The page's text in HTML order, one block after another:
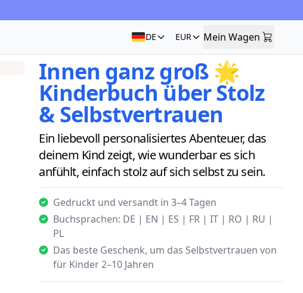
DE EUR Mein Wagen
Mein Wagen
Innen ganz groß 🌟
Kinderbuch über Stolz
& Selbstvertrauen
Ein liebevoll personalisiertes Abenteuer, das
deinem Kind zeigt, wie wunderbar es sich
anfühlt, einfach stolz auf sich selbst zu sein.
Gedruckt und versandt in 3–4 Tagen
Buchsprachen: DE | EN | ES | FR | IT | RO | RU |
PL
Das beste Geschenk, um das Selbstvertrauen von
für Kinder 2–10 Jahren